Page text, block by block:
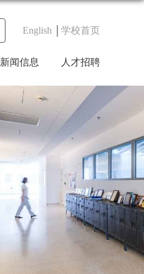
English 学校首页
新闻信息 人才招聘